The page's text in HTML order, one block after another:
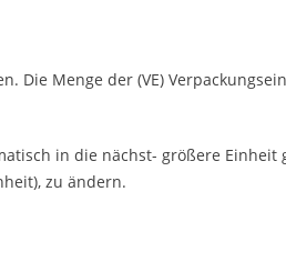
Die Menge der (VE)
in die nächst- größere Einheit
zu ändern.